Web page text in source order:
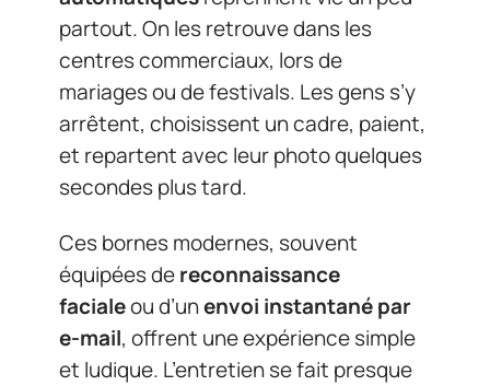
partout. On les retrouve dans les
centres commerciaux, lors de
mariages ou de festivals. Les gens s’y
arrêtent, choisissent un cadre, paient,
et repartent avec leur photo quelques
secondes plus tard.
Ces bornes modernes, souvent
équipées dereconnaissance
facialeou d’unenvoi instantané par
e-mail, offrent une expérience simple
et ludique. L’entretien se fait presque